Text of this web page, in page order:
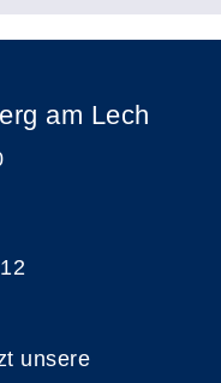
am Lech
unsere